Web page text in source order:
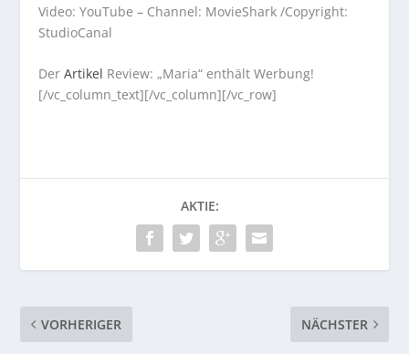
Video: YouTube – Channel: MovieShark /Copyright:
StudioCanal
DerArtikel Review: „Maria“ enthält Werbung!
[/vc_column_text][/vc_column][/vc_row]
AKTIE:
VORHERIGER NÄCHSTER